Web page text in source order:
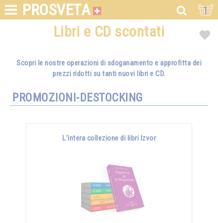
PROSVETA 1
Libri e CD scontati
Scopri le nostre operazioni di sdoganamento e approfitta dei
prezzi ridotti su tanti nuovi libri e CD.
PROMOZIONI-DESTOCKING
L'intera collezione di libri Izvor